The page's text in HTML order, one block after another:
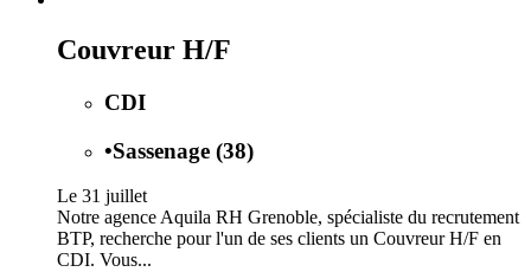
Couvreur H/F
CDI
•Sassenage (38)
Le 31 juillet
Notre agence Aquila RH Grenoble, spécialiste du recrutement
BTP, recherche pour l'un de ses clients un Couvreur H/F en
CDI. Vous...